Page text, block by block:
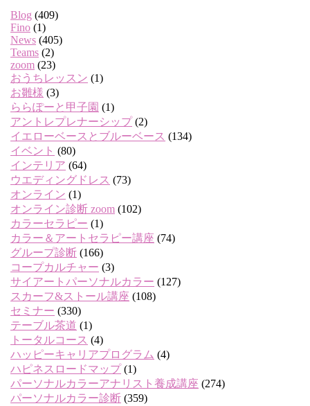
Blog (409)
Fino (1)
News (405)
Teams (2)
zoom (23)
おうちレッスン (1)
お雛様 (3)
ららぽーと甲子園 (1)
アントレプレナーシップ(2)
イエローベースとブルーベース (134)
イベント (80)
インテリア (64)
ウエディングドレス (73)
オンライン (1)
オンライン診断 zoom (102)
カラーセラピー (1)
カラー＆アートセラピー講座 (74)
グループ診断 (166)
コープカルチャー (3)
サイアートパーソナルカラー (127)
スカーフ&ストール講座 (108)
セミナー (330)
テーブル茶道 (1)
トータルコース (4)
ハッピーキャリアプログラム (4)
ハピネスロードマップ(1)
パーソナルカラーアナリスト養成講座 (274)
パーソナルカラー診断 (359)